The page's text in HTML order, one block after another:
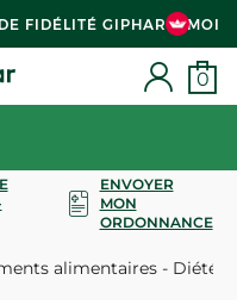
FIDÉLITÉ GIPHAR & MOI
0
ENVOYER
MON
ORDONNANCE
alimentaires -